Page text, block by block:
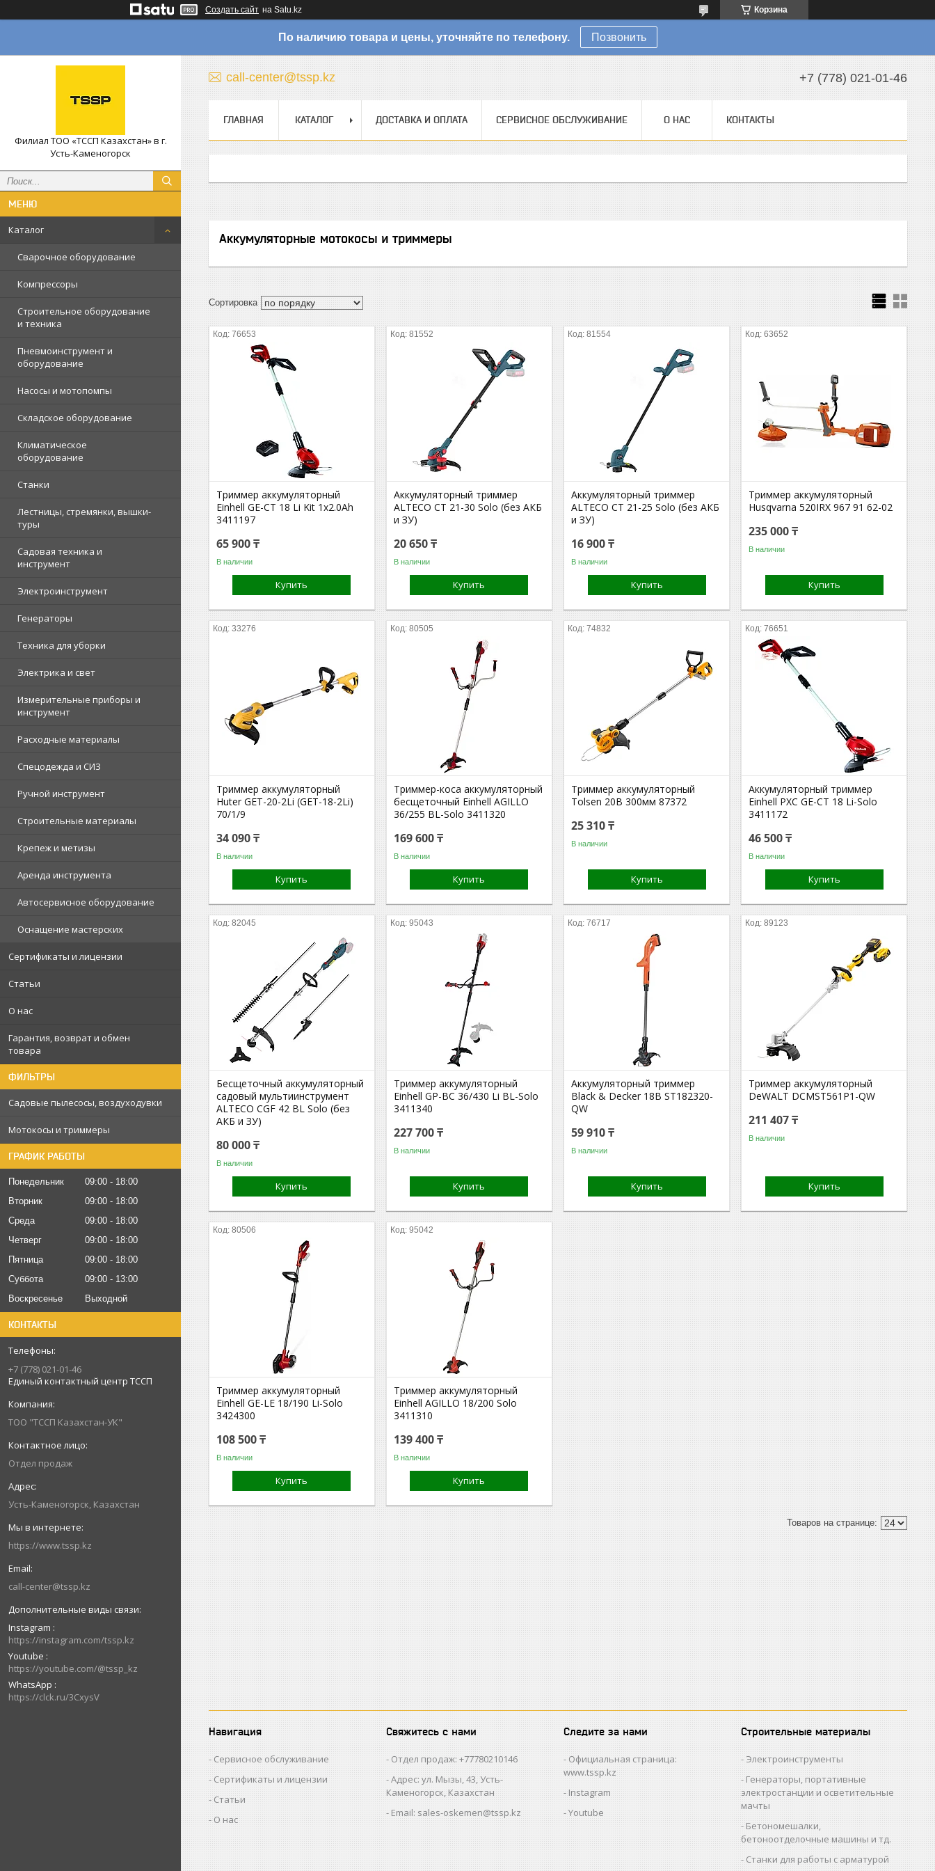
Создать сайт на Satu.kz Корзина
По наличию товара и цены, уточняйте по телефону. Позвонить
Филиал ТОО «ТССП Казахстан» в г.
Усть-Каменогорск
Каталог
Сварочное оборудование
Компрессоры
Строительное оборудование
и техника
Пневмоинструмент и
оборудование
Насосы и мотопомпы
Складское оборудование
Климатическое
оборудование
Станки
Лестницы, стремянки, вышки-
туры
Садовая техника и
инструмент
Электроинструмент
Генераторы
Техника для уборки
Электрика и свет
Измерительные приборы и
инструмент
Расходные материалы
Спецодежда и СИЗ
Ручной инструмент
Строительные материалы
Крепеж и метизы
Аренда инструмента
Автосервисное оборудование
Оснащение мастерских
Сертификаты и лицензии
Статьи
О нас
Гарантия, возврат и обмен
товара
ФИЛЬТРЫ
Садовые пылесосы, воздуходувки
Мотокосы и триммеры
ГРАФИК РАБОТЫ
Понедельник 09:00
18:00
Вторник
09:00
18:00
Среда
09:00
18:00
Четверг
09:00
18:00
Пятница
09:00
18:00
Суббота
09:00
13:00
Воскресенье
Выходной
КОНТАКТЫ
+7 (778) 021-01-46
Единый контактный центр ТССП
ТОО "ТССП Казахстан-УК"
Отдел продаж
Усть-Каменогорск, Казахстан
https://www.tssp.kz
call-center@tssp.kz
Instagram
https://instagram.com/tssp.kz
Youtube
https://youtube.com/@tssp_kz
WhatsApp
https://clck.ru/3CxysV
call-center@tssp.kz +7 (778) 021-01-46
ГЛАВНАЯ КАТАЛОГ ДОСТАВКА И ОПЛАТА СЕРВИСНОЕ ОБСЛУЖИВАНИЕ О НАС КОНТАКТЫ
Аккумуляторные мотокосы и триммеры
76653
Триммер аккумуляторный
Einhell GE-CT 18 Li Kit 1x2.0Ah
3411197
65 900 ₸
В наличии
Купить
81552
Аккумуляторный триммер
ALTECO CT 21-30 Solo (без АКБ
и ЗУ)
20 650 ₸
В наличии
Купить
81554
Аккумуляторный триммер
ALTECO CT 21-25 Solo (без АКБ
и ЗУ)
16 900 ₸
В наличии
Купить
63652
Триммер аккумуляторный
Husqvarna 520IRX 967 91 62-02
235 000 ₸
В наличии
Купить
33276
Триммер аккумуляторный
Huter GET-20-2Li (GET-18-2Li)
70/1/9
34 090 ₸
В наличии
Купить
80505
Триммер-коса аккумуляторный
бесщеточный Einhell AGILLO
36/255 BL-Solo 3411320
169 600 ₸
В наличии
Купить
74832
Триммер аккумуляторный
Tolsen 20В 300мм 87372
25 310 ₸
В наличии
Купить
76651
Аккумуляторный триммер
Einhell PXC GE-CT 18 Li-Solo
3411172
46 500 ₸
В наличии
Купить
82045
Бесщеточный аккумуляторный
садовый мультиинструмент
ALTECO CGF 42 BL Solo (без
АКБ и ЗУ)
80 000 ₸
В наличии
Купить
95043
Триммер аккумуляторный
Einhell GP-BC 36/430 Li BL-Solo
3411340
227 700 ₸
В наличии
Купить
76717
Аккумуляторный триммер
Black & Decker 18В ST182320-
QW
59 910 ₸
В наличии
Купить
89123
Триммер аккумуляторный
DeWALT DCMST561P1-QW
211 407 ₸
В наличии
Купить
80506
Триммер аккумуляторный
Einhell GE-LE 18/190 Li-Solo
3424300
108 500 ₸
В наличии
Купить
95042
Триммер аккумуляторный
Einhell AGILLO 18/200 Solo
3411310
139 400 ₸
В наличии
Купить
Навигация
Сервисное обслуживание
Сертификаты и лицензии
Статьи
О нас
Свяжитесь с нами
Отдел продаж: +77780210146
Адрес: ул. Мызы, 43, Усть-
Каменогорск, Казахстан
Email: sales-oskemen@tssp.kz
Следите за нами
Официальная страница:
www.tssp.kz
Instagram
Youtube
Строительные материалы
Электроинструменты
Генераторы, портативные
электростанции и осветительные
мачты
Бетономешалки,
бетоноотделочные машины и тд.
Станки для работы с арматурой